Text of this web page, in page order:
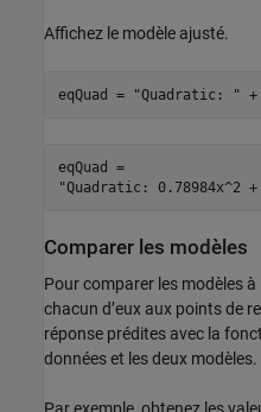
Affichez le modèle ajusté.
eqQuad = "Quadratic: " +
eqQuad =
Comparer les modèles
Pour comparer les modèles à
chacun d’eux aux points de
réponse prédites avec la
données et les deux modèles.